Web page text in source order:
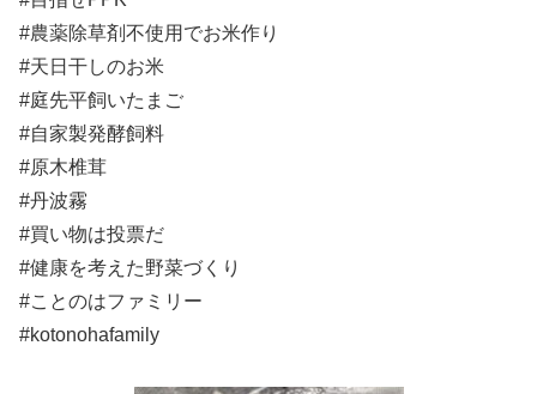
#農薬除草剤不使用でお米作り
#天日干しのお米
#庭先平飼いたまご
#自家製発酵飼料
#原木椎茸
#丹波霧
#買い物は投票だ
#健康を考えた野菜づくり
#ことのはファミリー
#kotonohafamily